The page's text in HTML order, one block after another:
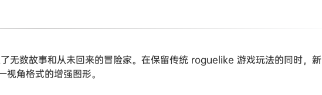
无数故事和从未回来的冒险家。在保留传统 roguelike 游戏玩法的同时，新
角格式的增强图形。